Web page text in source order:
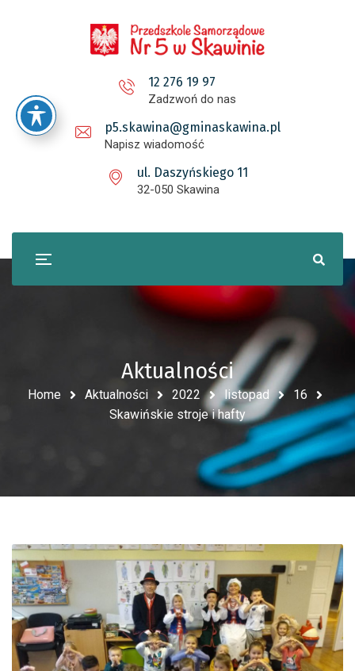
12 276 19 97
Zadzwoń do nas
p5.skawina@gminaskawina.pl
Napisz wiadomość
ul. Daszyńskiego 11
32-050 Skawina
Aktualności
Home Aktualności 2022 listopad
16
Skawińskie stroje i hafty